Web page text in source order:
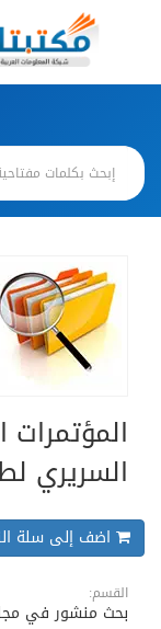
المؤتمرات
السريري
اضف إلى سلة
القسم:
بحث منشور في